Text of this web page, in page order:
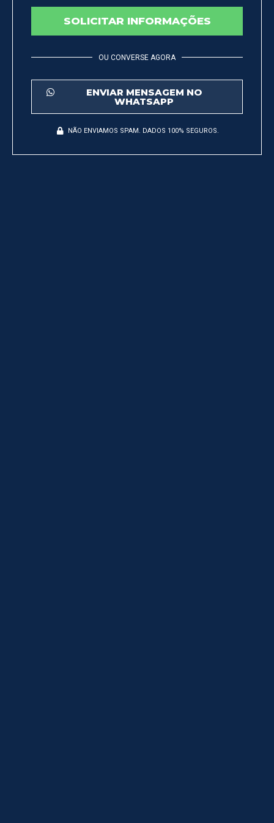
SOLICITAR INFORMAÇÕES
OU CONVERSE AGORA
ENVIAR MENSAGEM NO
WHATSAPP
NÃO ENVIAMOS SPAM. DADOS 100% SEGUROS.